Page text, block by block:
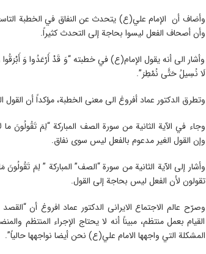
وأضاف أن الإمام علي(ع) یتحدث عن النفاق في الخطبة
وأن أصحاف الفعل لیسوا بحاجة إلی التحدث کثیراً.
وأشار الى أنه یقول الإمام(ع) في خطبته “وَ قَدْ أَرْعَدُوا وَ
لَا نُسِيلُ حَتَّى نُمْطِرَ”.
وتطرق الدكتور عماد أفروغ الى معنی الخطبة، مؤكداً أن القول
وجاء في الآية الثانية من سورة الصف المباركة “لِمَ تَقُولُونَ
وإن القول الغیر مدعوم بالفعل لیس سوی نفاق.
وأشار إلی الآیة الثانیة من سورة “الصف” المباركة ” لِمَ
تقولون لأن الفعل لیس بحاجة إلی القول.
وصرّح عالم الاجتماع الایرانی الدكتور عماد افروغ أن
القيام بعمل منتظم، مبيناً أنه لا يحتاج الإجراء المنتظم
المشكلة التي واجهها الامام علي(ع) نحن أيضا نواجهها حالياً”.